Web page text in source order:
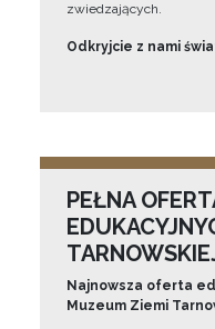
zwiedzających.
Odkryjcie z nami
PEŁNA
Najnowsza oferta
Muzeum Ziemi